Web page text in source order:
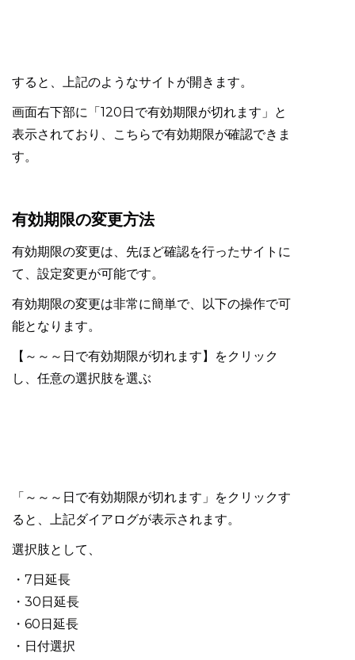
すると、上記のようなサイトが開きます。
画面右下部に「120日で有効期限が切れます」と
表示されており、こちらで有効期限が確認できま
す。
有効期限の変更方法
有効期限の変更は、先ほど確認を行ったサイトに
て、設定変更が可能です。
有効期限の変更は非常に簡単で、以下の操作で可
能となります。
【～～～日で有効期限が切れます】をクリック
し、任意の選択肢を選ぶ
「～～～日で有効期限が切れます」をクリックす
ると、上記ダイアログが表示されます。
選択肢として、
・7日延長
・30日延長
・60日延長
・日付選択